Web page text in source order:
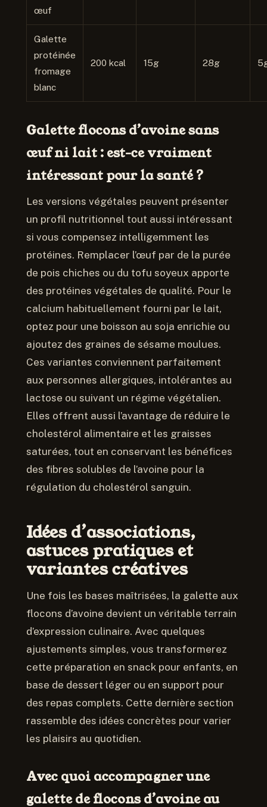
œuf
Galette
protéinée
fromage
blanc
200 kcal 15g 28g
Galette flocons d’avoine sans
œuf ni lait : est-ce vraiment
intéressant pour la santé ?
Les versions végétales peuvent présenter
un profil nutritionnel tout aussi intéressant
si vous compensez intelligemment les
protéines. Remplacer l’œuf par de la purée
de pois chiches ou du tofu soyeux apporte
des protéines végétales de qualité. Pour le
calcium habituellement fourni par le lait,
optez pour une boisson au soja enrichie ou
ajoutez des graines de sésame moulues.
Ces variantes conviennent parfaitement
aux personnes allergiques, intolérantes au
lactose ou suivant un régime végétalien.
Elles offrent aussi l’avantage de réduire le
cholestérol alimentaire et les graisses
saturées, tout en conservant les bénéfices
des fibres solubles de l’avoine pour la
régulation du cholestérol sanguin.
Idées d’associations,
astuces pratiques et
variantes créatives
Une fois les bases maîtrisées, la galette aux
flocons d’avoine devient un véritable terrain
d’expression culinaire. Avec quelques
ajustements simples, vous transformerez
cette préparation en snack pour enfants, en
base de dessert léger ou en support pour
des repas complets. Cette dernière section
rassemble des idées concrètes pour varier
les plaisirs au quotidien.
Avec quoi accompagner une
galette de flocons d’avoine au